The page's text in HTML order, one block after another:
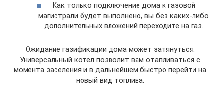
Как только подключение дома к газовой
магистрали будет выполнено, вы без каких-либо
дополнительных вложений переходите на газ.
Ожидание газификации дома может затянуться.
Универсальный котел позволит вам отапливаться с
момента заселения и в дальнейшем быстро перейти на
новый вид топлива.